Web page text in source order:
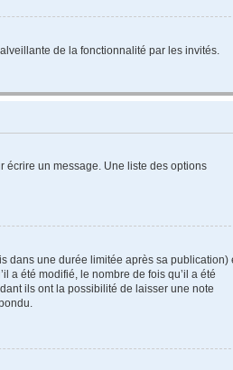
de la fonctionnalité par les invités.
écrire un message. Une liste des options
dans une durée limitée après sa publication)
a été modifié, le nombre de fois qu’il a été
ils ont la possibilité de laisser une note